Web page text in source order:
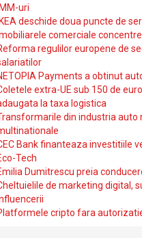
IMM-uri
IKEA deschide doua puncte de
comerciale
regulilor europene de
Payments a obtinut
extra-UE sub 150 de
la taxa logistica
din industria auto
Bank finanteaza investitiile
Tech
Dumitrescu preia
de marketing digital,
cripto fara